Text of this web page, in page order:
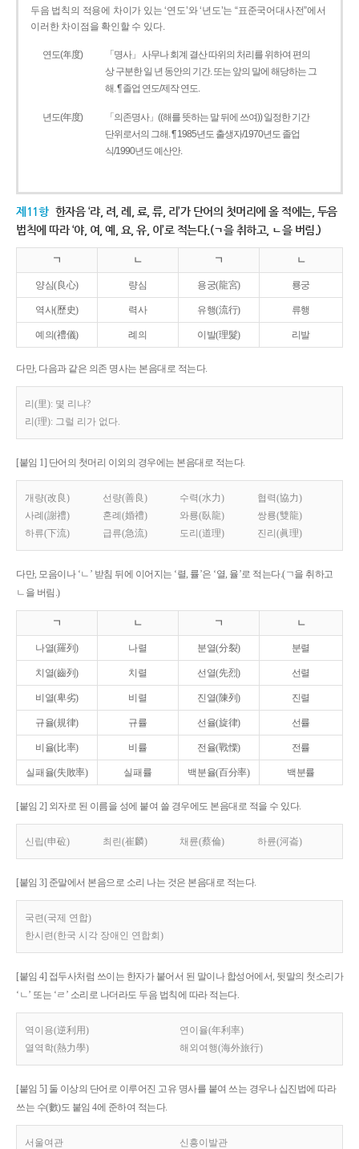
두음 법칙의 적용에 차이가 있는 ‘연도’와 ‘년도’는 “표준국어대사전”에서
이러한 차이점을 확인할 수 있다.
연도(年度)
「명사」 사무나 회계 결산 따위의 처리를 위하여 편의
상 구분한 일 년 동안의 기간. 또는 앞의 말에 해당하는 그
해. ¶ 졸업 연도/제작 연도.
년도(年度)
「의존명사」((해를 뜻하는 말 뒤에 쓰여)) 일정한 기간
단위로서의 그해. ¶ 1985년도 출생자/1970년도 졸업
식/1990년도 예산안.
제11항 한자음 ‘랴, 려, 례, 료, 류, 리’가 단어의 첫머리에 올 적에는, 두음
법칙에 따라 ‘야, 여, 예, 요, 유, 이’로 적는다.(ㄱ을 취하고, ㄴ을 버림.)
ㄱ ㄴ ㄱ ㄴ
양심(良心) 량심 용궁(龍宮) 룡궁
역사(歷史) 력사 유행(流行) 류행
예의(禮儀) 례의 이발(理髮) 리발
다만, 다음과 같은 의존 명사는 본음대로 적는다.
리(里): 몇 리냐?
리(理): 그럴 리가 없다.
[붙임 1] 단어의 첫머리 이외의 경우에는 본음대로 적는다.
개량(改良) 선량(善良) 수력(水力)
협력(協力)
사례(謝禮)
혼례(婚禮) 와룡(臥龍)
쌍룡(雙龍)
하류(下流)
급류(急流) 도리(道理) 진리(眞理)
다만, 모음이나 ‘ㄴ’ 받침 뒤에 이어지는 ‘렬, 률’은 ‘열, 율’로 적는다.(ㄱ을 취하고
ㄴ을 버림.)
ㄱ ㄴ ㄱ ㄴ
나열(羅列) 나렬 분열(分裂) 분렬
치열(齒列) 치렬 선열(先烈) 선렬
비열(卑劣) 비렬 진열(陳列) 진렬
규율(規律) 규률 선율(旋律) 선률
비율(比率) 비률 전율(戰慄) 전률
실패율(失敗率) 실패률 백분율(百分率) 백분률
[붙임 2] 외자로 된 이름을 성에 붙여 쓸 경우에도 본음대로 적을 수 있다.
신립(申砬) 최린(崔麟) 채륜(蔡倫) 하륜(河崙)
[붙임 3] 준말에서 본음으로 소리 나는 것은 본음대로 적는다.
국련(국제 연합)
한시련(한국 시각 장애인 연합회)
[붙임 4] 접두사처럼 쓰이는 한자가 붙어서 된 말이나 합성어에서, 뒷말의 첫소리가
‘ㄴ’ 또는 ‘ㄹ’ 소리로 나더라도 두음 법칙에 따라 적는다.
역이용(逆利用)
연이율(年利率)
열역학(熱力學)
해외여행(海外旅行)
[붙임 5] 둘 이상의 단어로 이루어진 고유 명사를 붙여 쓰는 경우나 십진법에 따라
쓰는 수(數)도 붙임 4에 준하여 적는다.
서울여관 신흥이발관